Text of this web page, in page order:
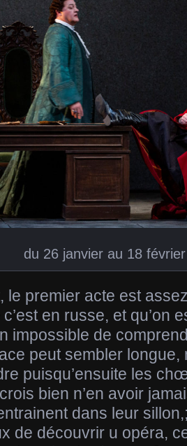
du 26 janvier au 18
le premier acte est
en russe, et qu’on
impossible de
peut sembler longue,
puisqu’ensuite les
bien n’en avoir
dans leur
de découvrir u opéra,